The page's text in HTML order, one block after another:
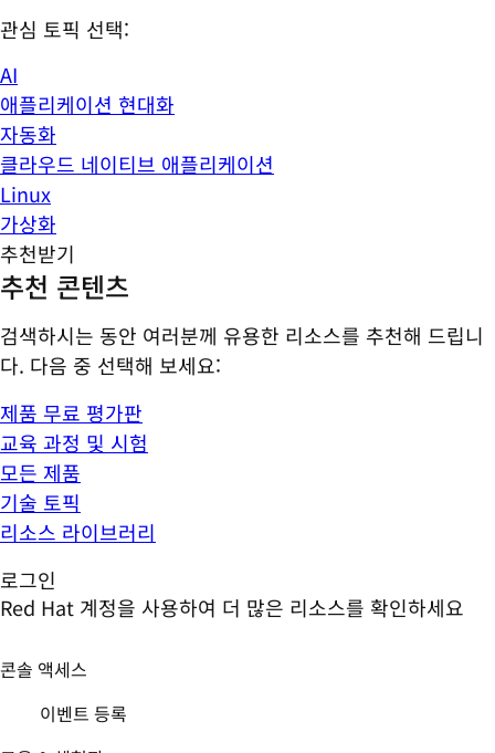
관심 토픽 선택:
AI
애플리케이션 현대화
자동화
클라우드 네이티브 애플리케이션
Linux
가상화
추천받기
추천 콘텐츠
검색하시는 동안 여러분께 유용한 리소스를 추천해 드립니
다. 다음 중 선택해 보세요:
제품 무료 평가판
교육 과정 및 시험
모든 제품
기술 토픽
리소스 라이브러리
로그인
Red Hat 계정을 사용하여 더 많은 리소스를 확인하세요
콘솔 액세스
이벤트 등록